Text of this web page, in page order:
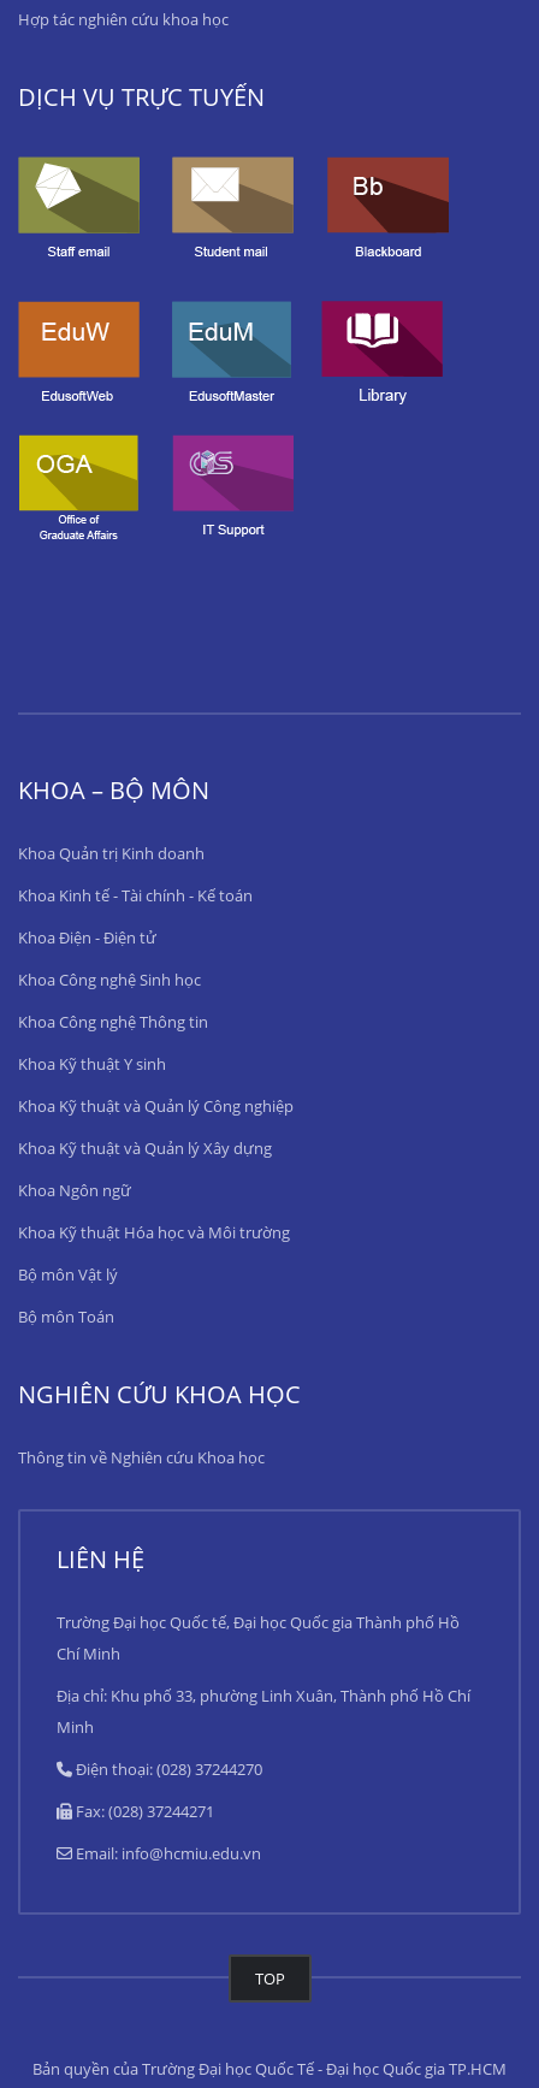
Hợp tác nghiên cứu khoa học
DỊCH VỤ TRỰC TUYẾN
KHOA – BỘ MÔN
Khoa Quản trị Kinh doanh
Khoa Kinh tế - Tài chính - Kế toán
Khoa Điện - Điện tử
Khoa Công nghệ Sinh học
Khoa Công nghệ Thông tin
Khoa Kỹ thuật Y sinh
Khoa Kỹ thuật và Quản lý Công nghiệp
Khoa Kỹ thuật và Quản lý Xây dựng
Khoa Ngôn ngữ
Khoa Kỹ thuật Hóa học và Môi trường
Bộ môn Vật lý
Bộ môn Toán
NGHIÊN CỨU KHOA HỌC
Thông tin về Nghiên cứu Khoa học
LIÊN HỆ
Trường Đại học Quốc tế, Đại học Quốc gia Thành phố Hồ
Chí Minh
Địa chỉ: Khu phố 33, phường Linh Xuân, Thành phố Hồ Chí
Minh
Điện thoại: (028) 37244270
Fax: (028) 37244271
Email: info@hcmiu.edu.vn
TOP
Bản quyền của Trường Đại học Quốc Tế - Đại học Quốc gia TP.HCM